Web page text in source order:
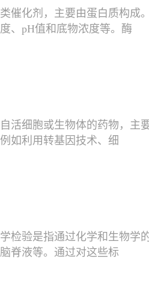
催化剂，主要由蛋白质构
、pH值和底物浓度等。酶
活细胞或生物体的药物，
如利用转基因技术、细
检验是指通过化学和生物
脊液等。通过对这些标